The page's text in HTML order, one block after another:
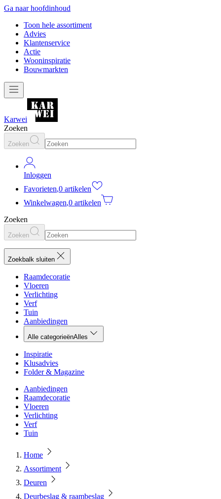
Ga naar hoofdinhoud
Toon hele assortiment
Advies
Klantenservice
Actie
Wooninspiratie
Bouwmarkten
Karwei
Zoeken
Zoeken
Inloggen
Favorieten,0 artikelen
Winkelwagen,0 artikelen
Zoeken
Zoeken
Zoekbalk sluiten
Raamdecoratie
Vloeren
Verlichting
Verf
Tuin
Aanbiedingen
Alle categorieënAlles
Inspiratie
Klusadvies
Folder & Magazine
Aanbiedingen
Raamdecoratie
Vloeren
Verlichting
Verf
Tuin
Home
Assortiment
Deuren
Deurbeslag & raambeslag